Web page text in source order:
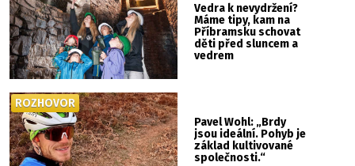
Vedra k nevydržení?
Máme tipy, kam na
Příbramsku schovat
děti před sluncem a
vedrem
Pavel Wohl: „Brdy
jsou ideální. Pohyb je
základ kultivované
společnosti.“
ROZHOVOR